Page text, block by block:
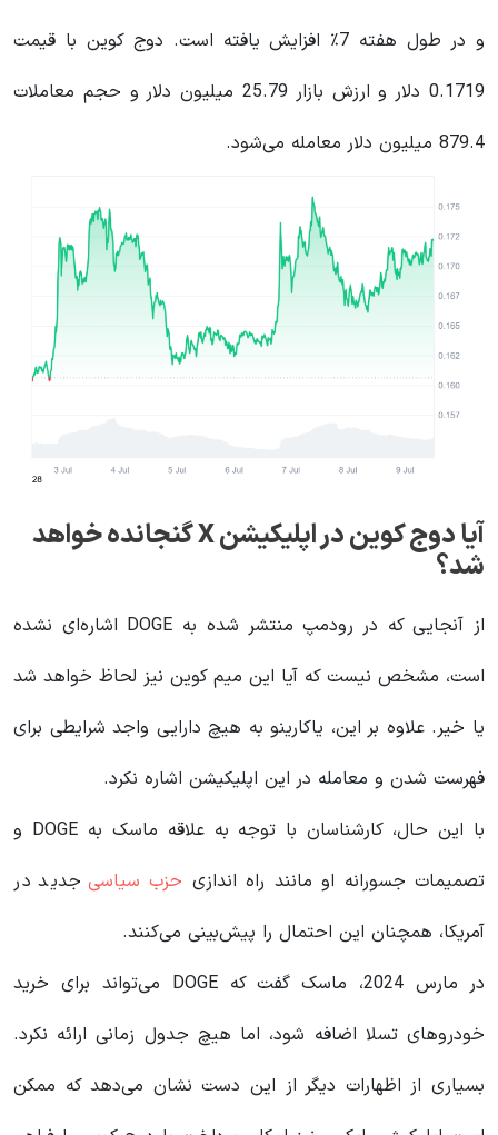
و در طول هفته 7٪ افزایش یافته است. دوج کوین با قیمت
0.1719 دلار و ارزش بازار 25.79 میلیون دلار و حجم معاملات
879.4 میلیون دلار معامله می‌شود.
آیا دوج کوین در اپلیکیشن X گنجانده خواهد
شد؟
از آنجایی که در رودمپ منتشر شده به DOGE اشاره‌ای نشده
است، مشخص نیست که آیا این میم کوین نیز لحاظ خواهد شد
یا خیر. علاوه بر این، یاکارینو به هیچ دارایی واجد شرایطی برای
فهرست شدن و معامله در این اپلیکیشن اشاره نکرد.
با این حال، کارشناسان با توجه به علاقه ماسک به DOGE و
تصمیمات جسورانه او مانند راه اندازی حزب سیاسی جدید در
آمریکا، همچنان این احتمال را پیش‌بینی می‌کنند.
در مارس 2024، ماسک گفت که DOGE می‌تواند برای خرید
خودروهای تسلا اضافه شود، اما هیچ جدول زمانی ارائه نکرد.
بسیاری از اظهارات دیگر از این دست نشان می‌دهد که ممکن